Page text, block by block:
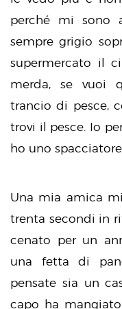
perché mi sono
sempre grigio
supermercato il
merda, se vuoi
trancio di pesce,
trovi il pesce. Io
ho uno
Una mia amica
trenta secondi in
cenato per un
una fetta di
pensate sia un
capo ha